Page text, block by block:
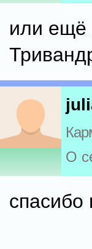
или ещё
О
спасибо